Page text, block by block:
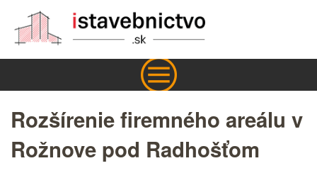
Rozšírenie firemného areálu v
Rožnove pod Radhošťom